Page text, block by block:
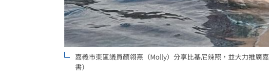
嘉義市東區議員顏翎熹（Molly）分享比基尼辣照，並大力推廣
書）